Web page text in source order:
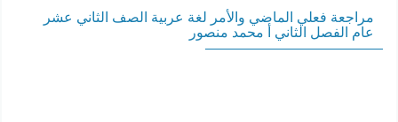
مراجعة فعلي الماضي والأمر لغة عربية الصف الثاني عشر
عام الفصل الثاني أ محمد منصور